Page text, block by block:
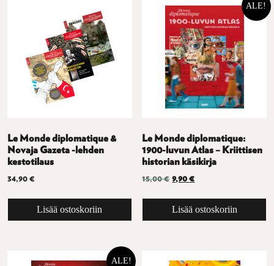
Le Monde diplomatique &
Novaja Gazeta -lehden
kestotilaus
34,90 €
Lisää ostoskoriin
ALE!
Le Monde diplomatique:
1900-luvun Atlas – Kriittisen
historian käsikirja
15,00€ Alkuperäinen hinta oli:
9,90€Nykyinen hinta on:
Lisää ostoskoriin
ALE!